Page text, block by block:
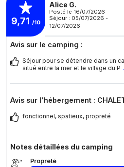
9,71 /10
Alice G.
Posté le 16/07/2026
Séjour : 05/07/2026 -
12/07/2026
Avis sur le camping :
Séjour pour se détendre dans un
situé entre la mer et le village du P
Avis sur l'hébergement :
fonctionnel, spatieux, propreté
Notes détaillées du camping
Propreté